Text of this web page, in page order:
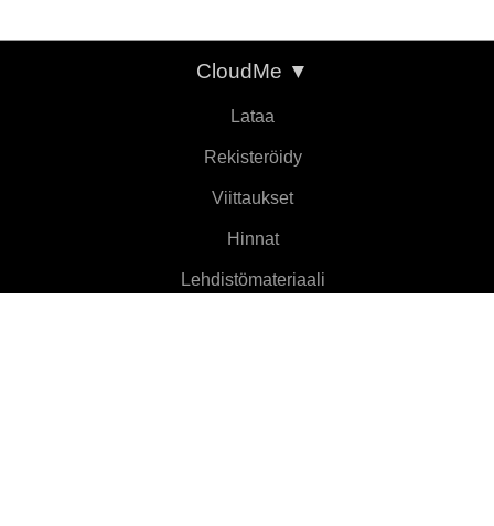
CloudMe ▼
Lataa
Rekisteröidy
Viittaukset
Hinnat
Lehdistömateriaali